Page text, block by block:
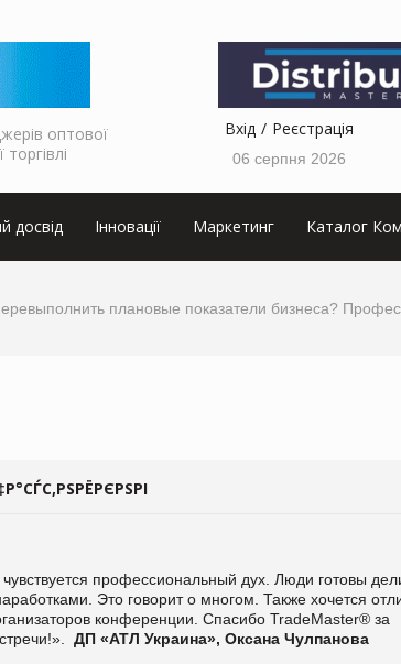
оптової
Вхід Реєстрація
06 серпня 2026
досвід Інновації Маркетинг Каталог
плановые показатели бизнеса?
профессиональный дух. Люди готовы
Это говорит о многом. Также хочется
конференции. Спасибо TradeMaster® за
ДП «АТЛ Украина», Оксана Чулпанова